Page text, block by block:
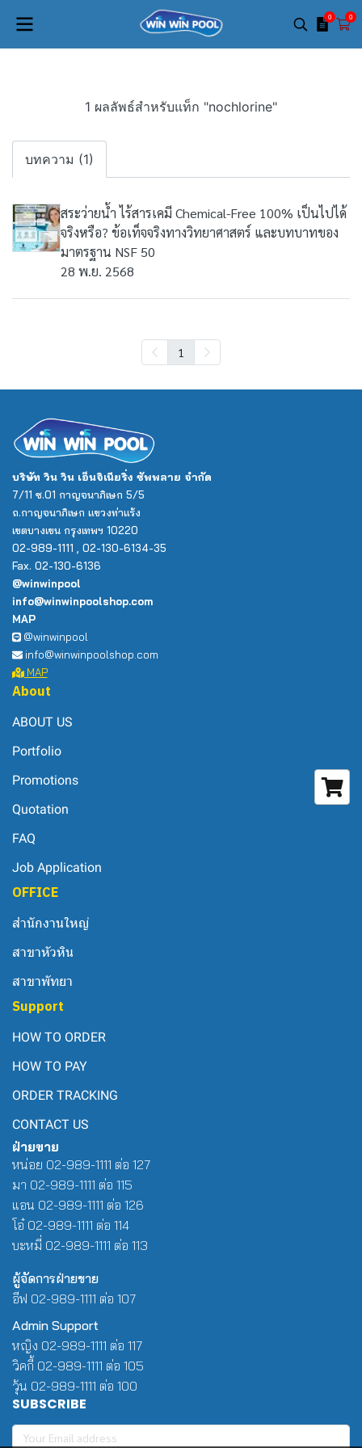
0 0
1 ผลลัพธ์สำหรับแท็ก "nochlorine"
บทความ (1)
สระว่ายน้ำ ไร้สารเคมี Chemical-Free 100% เป็นไปได้
จริงหรือ? ข้อเท็จจริงทางวิทยาศาสตร์ และบทบาทของ
มาตรฐาน NSF 50
28 พ.ย. 2568
1
บริษัท วิน วิน เอ็นจิเนียริ่ง ซัพพลาย จำกัด
7/11 ซ.01 กาญจนาภิเษก 5/5
ถ.กาญจนาภิเษก แขวงท่าแร้ง
เขตบางเขน กรุงเทพฯ 10220
02-989-1111 , 02-130-6134-35
Fax. 02-130-6136
@winwinpool
info@winwinpoolshop.com
MAP
@winwinpool
info@winwinpoolshop.com
MAP
About
ABOUT US
Portfolio
Promotions
Quotation
FAQ
Job Application
OFFICE
สำนักงานใหญ่
สาขาหัวหิน
สาขาพัทยา
Support
HOW TO ORDER
HOW TO PAY
ORDER TRACKING
CONTACT US
ฝ่ายขาย
หน่อย 02-989-1111 ต่อ 127
มา 02-989-1111 ต่อ 115
แอน 02-989-1111 ต่อ 126
โอ๋ 02-989-1111 ต่อ 114
บะหมี่ 02-989-1111 ต่อ 113
ผู้จัดการฝ่ายขาย
อีฟ 02-989-1111 ต่อ 107
Admin Support
หญิง 02-989-1111 ต่อ 117
วิคกี้ 02-989-1111 ต่อ 105
วุ้น 02-989-1111 ต่อ 100
SUBSCRIBE